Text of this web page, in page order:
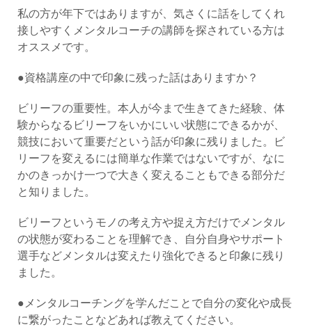
私の方が年下ではありますが、気さくに話をしてくれ
接しやすくメンタルコーチの講師を探されている方は
オススメです。
●資格講座の中で印象に残った話はありますか？
ビリーフの重要性。本人が今まで生きてきた経験、体
験からなるビリーフをいかにいい状態にできるかが、
競技において重要だという話が印象に残りました。ビ
リーフを変えるには簡単な作業ではないですが、なに
かのきっかけ一つで大きく変えることもできる部分だ
と知りました。
ビリーフというモノの考え方や捉え方だけでメンタル
の状態が変わることを理解でき、自分自身やサポート
選手などメンタルは変えたり強化できると印象に残り
ました。
●メンタルコーチングを学んだことで自分の変化や成長
に繋がったことなどあれば教えてください。